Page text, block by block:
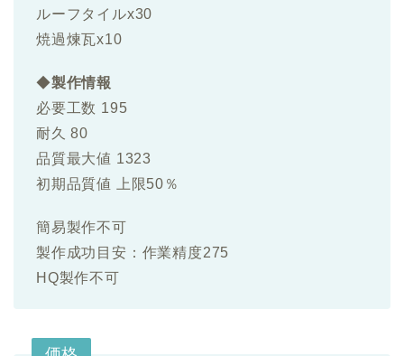
ルーフタイルx30
焼過煉瓦x10
◆製作情報
必要工数 195
耐久 80
品質最大値 1323
初期品質値 上限50％
簡易製作不可
製作成功目安：作業精度275
HQ製作不可